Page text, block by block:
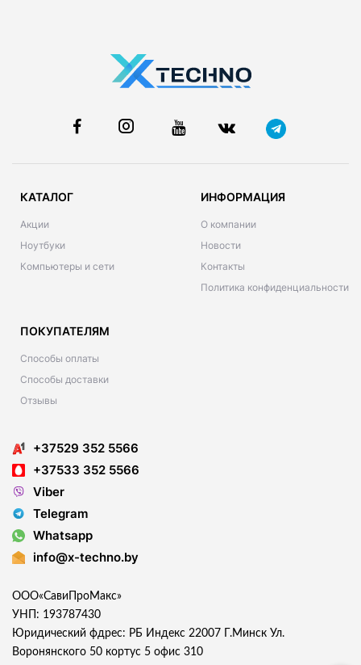
КАТАЛОГ
Акции
Ноутбуки
Компьютеры и сети
ИНФОРМАЦИЯ
О компании
Новости
Контакты
Политика конфиденциальности
ПОКУПАТЕЛЯМ
Способы оплаты
Способы доставки
Отзывы
+37529 352 5566
+37533 352 5566
Viber
Telegram
Whatsapp
info@x-techno.by
ООО«СавиПроМакс»
УНП: 193787430
Юридический фдрес: РБ Индекс 22007 Г.Минск Ул.
Воронянского 50 кортус 5 офис 310